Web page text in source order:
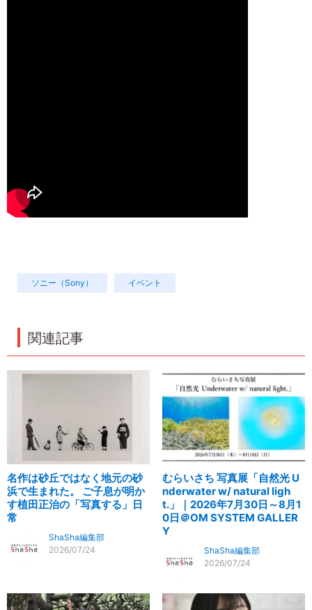
ソニー（Sony） イベント
関連記事
名作は砂丘ではなく地元の砂
浜で生まれた。 ご子息が明か
す植田正治の「写真する」日
常
ShaSha編集部
2026/07/24
むらいさち 写真展「自然光 U
nderwater w/ natural ligh
t.」｜2026年7月30日～8月1
0日＠OM SYSTEM GALLER
Y
ShaSha編集部
2026/07/24